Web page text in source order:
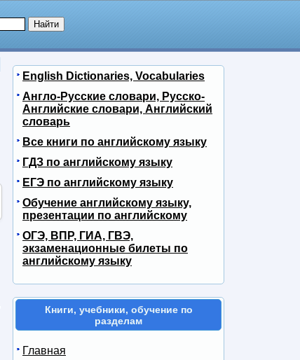
English Dictionaries, Vocabularies
Англо-Русские словари, Русско-
Английские словари, Английский
словарь
Все книги по английскому языку
ГДЗ по английскому языку
ЕГЭ по английскому языку
Обучение английскому языку,
презентации по английскому
ОГЭ, ВПР, ГИА, ГВЭ,
экзаменационные билеты по
английскому языку
Книги, учебники, обучение по
разделам
Главная